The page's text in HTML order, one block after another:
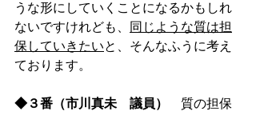
うな形にしていくことになるかもしれ
ないですけれども、
同じような質は担
保していきたいと、そんなふうに考え
ております。
◆３番（市川真未　議員）
質の担保